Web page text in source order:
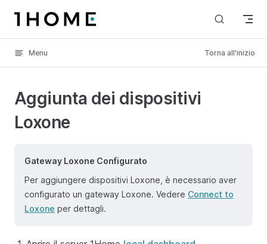
Skip to content
Menu Torna all'inizio
Aggiunta dei dispositivi
Loxone
Gateway Loxone Configurato
Per aggiungere dispositivi Loxone, è necessario aver
configurato un gateway Loxone. Vedere Connect to
Loxone per dettagli.